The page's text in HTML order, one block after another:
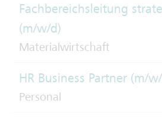
Fachbereichsleitung
(m/w/d)
Materialwirtschaft
HR Business Partner (m/
Personal